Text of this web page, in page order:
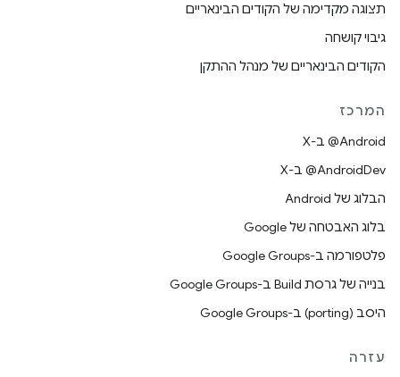
תצוגה מקדימה של הקודים הבינאריים
גיבוי קושחה
הקודים הבינאריים של מנהל ההתקן
המרכז
‫‎@Android ב-X
‫‎@AndroidDev ב-X
הבלוג של Android
בלוג האבטחה של Google
פלטפורמה ב-Google Groups
בנייה של גרסת Build ב-Google Groups
היסב (porting) ב-Google Groups
עזרה